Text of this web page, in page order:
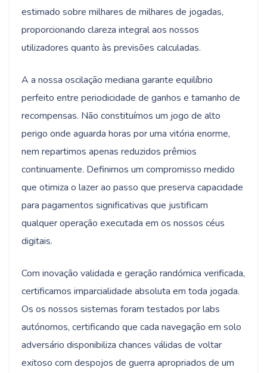
estimado sobre milhares de milhares de jogadas,
proporcionando clareza integral aos nossos
utilizadores quanto às previsões calculadas.
A a nossa oscilação mediana garante equilíbrio
perfeito entre periodicidade de ganhos e tamanho de
recompensas. Não constituímos um jogo de alto
perigo onde aguarda horas por uma vitória enorme,
nem repartimos apenas reduzidos prêmios
continuamente. Definimos um compromisso medido
que otimiza o lazer ao passo que preserva capacidade
para pagamentos significativas que justificam
qualquer operação executada em os nossos céus
digitais.
Com inovação validada e geração randómica verificada,
certificamos imparcialidade absoluta em toda jogada.
Os os nossos sistemas foram testados por labs
autónomos, certificando que cada navegação em solo
adversário disponibiliza chances válidas de voltar
exitoso com despojos de guerra apropriados de um